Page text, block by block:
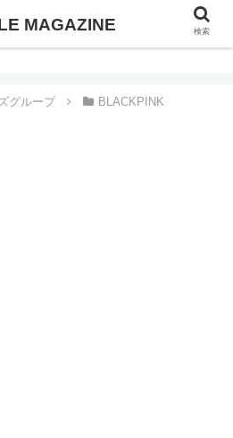
MAGAZINE
グループ BLACKPINK
MAGAZINE 検索